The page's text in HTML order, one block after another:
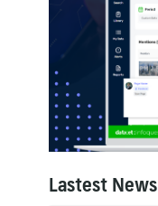
Lastest News